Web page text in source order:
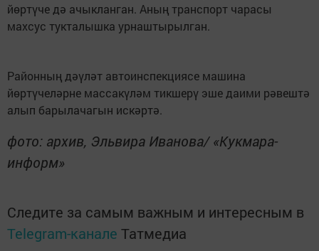
йөртүче дә ачыкланган. Аның транспорт чарасы
махсус тукталышка урнаштырылган.
Районның дәүләт автоинспекциясе машина
йөртүчеләрне массакүләм тикшерү эше даими рәвештә
алып барылачагын искәртә.
фото: архив, Эльвира Иванова/ «Кукмара-
информ»
Следите за самым важным и интересным в
Telegram-канале Татмедиа